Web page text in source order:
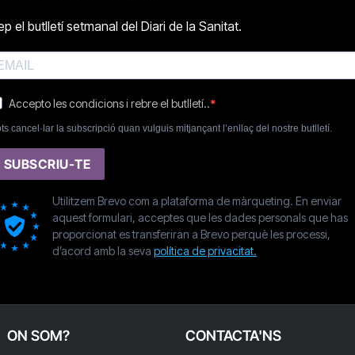
el butlletí setmanal del Diari de la Sanitat.
Accepto les condicions i rebre el butlletí..
cancel·lar la subscripció quan vulguis mitjançant l’enllaç del nostre butlletí.
SUBSCRIU-TE
Utilitzem Brevo com a plataforma de màrqueting. En enviar
aquest formulari, acceptes que les dades personals que has
proporcionat es transferiran a Brevo perquè les processi,
d’acord amb la seva política de privacitat.
ON SOM? CONTACTA'NS